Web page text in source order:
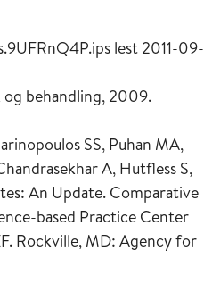
lest 2011-09-
behandling, 2009.
SS, Puhan MA,
A, Hutfless S,
An Update. Comparative
based Practice Center
Rockville, MD: Agency for